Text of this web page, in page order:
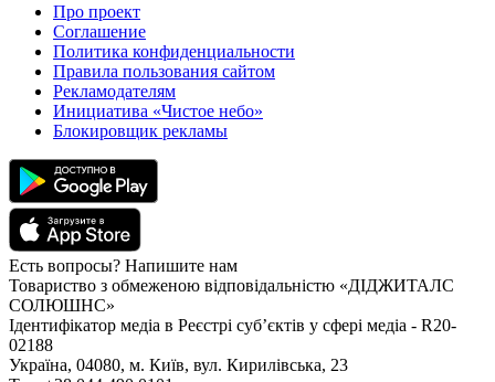
Про проект
Соглашение
Политика конфиденциальности
Правила пользования сайтом
Рекламодателям
Инициатива «Чистое небо»
Блокировщик рекламы
Есть вопросы? Напишите нам
Товариство з обмеженою відповідальністю «ДІДЖИТАЛС
СОЛЮШНС»
Ідентифікатор медіа в Реєстрі суб’єктів у сфері медіа - R20-
02188
Україна, 04080, м. Київ, вул. Кирилівська, 23